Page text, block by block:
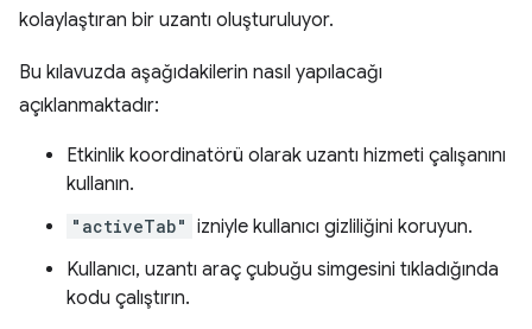
kolaylaştıran bir uzantı oluşturuluyor.
Bu kılavuzda aşağıdakilerin nasıl yapılacağı
açıklanmaktadır:
Etkinlik koordinatörü olarak uzantı hizmeti çalışanını
kullanın.
"activeTab" izniyle kullanıcı gizliliğini koruyun.
Kullanıcı, uzantı araç çubuğu simgesini tıkladığında
kodu çalıştırın.